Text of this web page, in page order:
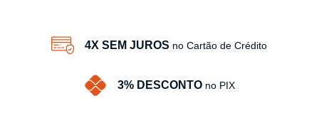
4X SEM JUROS no Cartão de Crédito
3% DESCONTO no PIX